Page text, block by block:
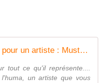
Coup de coeur à répétition pour un artiste : Mustapha Boutadjine 1 - coco Magnanville
tout ce qu'il représente....
un artiste que vous